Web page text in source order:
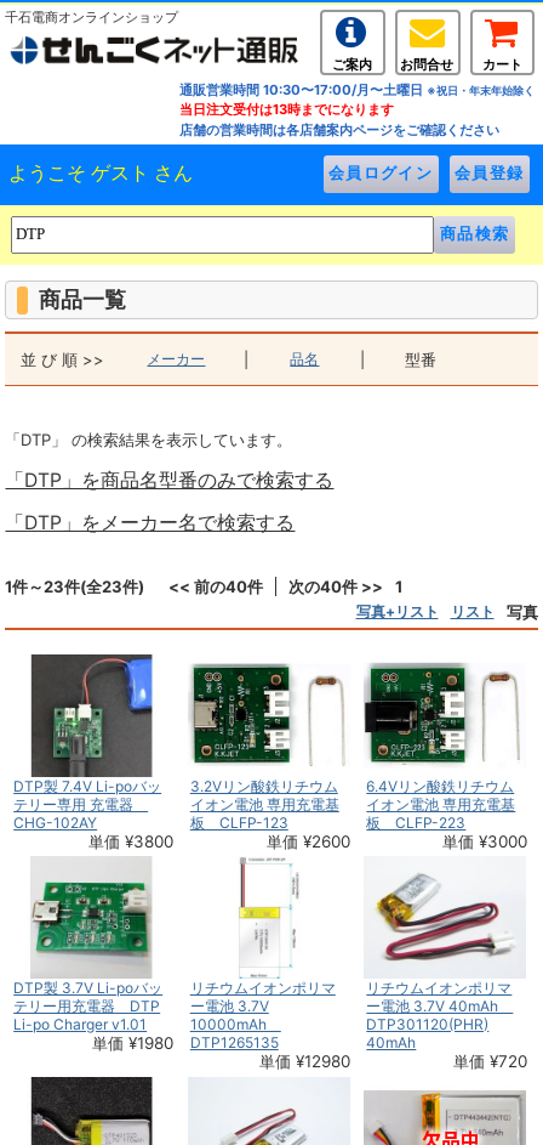
千石電商オンラインショップ
ご案内 お問合せ
カート
通販営業時間 10:30〜17:00/月〜土曜日 ※祝日・年末年始除く
当日注文受付は13時までになります
店舗の営業時間は各店舗案内ページをご確認ください
ようこそ ゲスト さん
商品一覧
並 び 順 >> メーカー 品名 型番
「DTP」 の検索結果を表示しています。
「DTP」を商品名型番のみで検索する
「DTP」をメーカー名で検索する
1件～23件(全23件) << 前の40件 次の40件 >> 1
写真+リスト リスト 写真
DTP製 7.4V Li-poバッ
テリー専用 充電器
CHG-102AY
単価 ¥3800
3.2Vリン酸鉄リチウム
イオン電池 専用充電基
板 CLFP-123
単価 ¥2600
6.4Vリン酸鉄リチウム
イオン電池 専用充電基
板 CLFP-223
単価 ¥3000
DTP製 3.7V Li-poバッ
テリー用充電器 DTP
Li-po Charger v1.01
単価 ¥1980
リチウムイオンポリマ
ー電池 3.7V
10000mAh
DTP1265135
単価 ¥12980
リチウムイオンポリマ
ー電池 3.7V 40mAh
DTP301120(PHR)
40mAh
単価 ¥720